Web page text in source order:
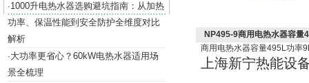
·1000升电热水器选购避坑指南：从加热
功率、保温性能到安全防护全维度对比
解析
·大功率更省心？60kW电热水器适用场
景全梳理
NP495-9商用电热水器容量
商用电热水器容量495L功率
上海新宁热能设